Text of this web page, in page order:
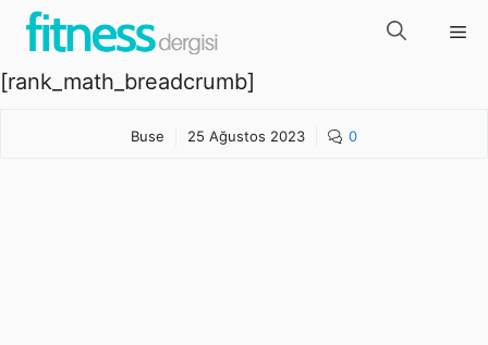
İçeriğe
atla
[rank_math_breadcrumb]
Buse 25 Ağustos 2023 0